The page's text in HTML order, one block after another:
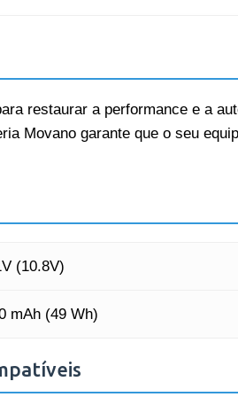
restaurar a performance e a
Movano garante que o seu
(10.8V)
mAh (49 Wh)